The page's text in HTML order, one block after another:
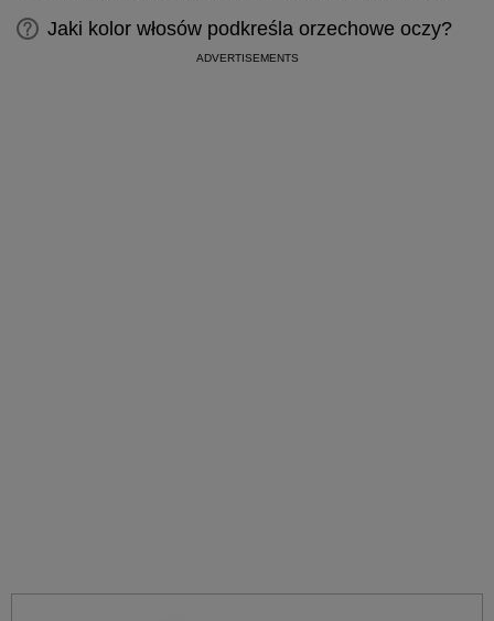
Jaki kolor włosów podkreśla orzechowe oczy?